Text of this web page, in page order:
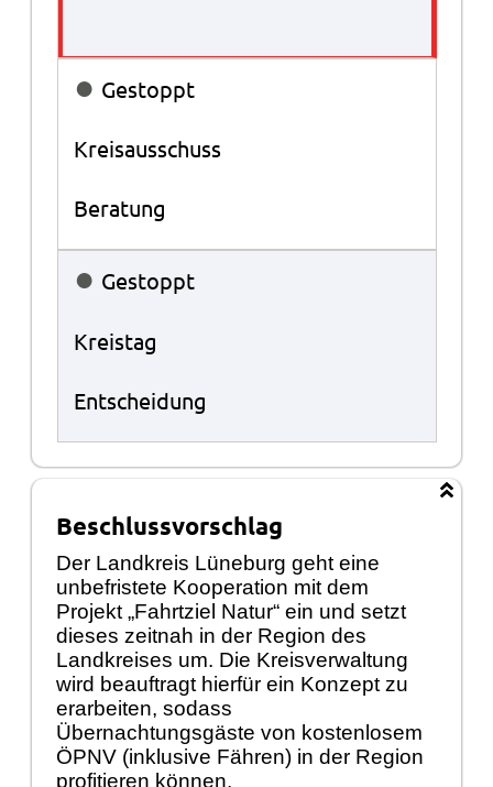
● Gestoppt
Kreisausschuss
Beratung
● Gestoppt
Kreistag
Entscheidung
Beschlussvorschlag
Der Landkreis Lüneburg geht eine
unbefristete Kooperation mit dem
Projekt „Fahrtziel Natur“ ein und setzt
dieses zeitnah in der Region des
Landkreises um. Die Kreisverwaltung
wird beauftragt hierfür ein Konzept zu
erarbeiten, sodass
Übernachtungsgäste von kostenlosem
ÖPNV (inklusive Fähren) in der Region
profitieren können.